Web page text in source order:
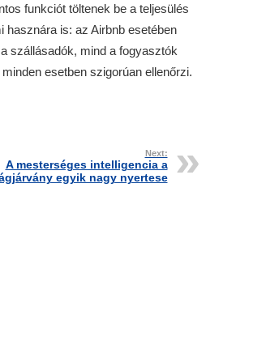
funkciót töltenek be a teljesülés
hasznára is: az Airbnb esetében
szállásadók, mind a fogyasztók
esetben szigorúan ellenőrzi.
Next:
A mesterséges intelligencia a
egyik nagy nyertese